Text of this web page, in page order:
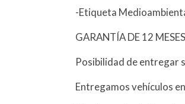
-Etiqueta
GARANTÍA DE 12
Posibilidad de entregar
Entregamos vehículos